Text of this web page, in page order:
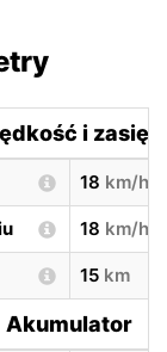
i zasięg
18 km/h
18 km/h
15 km
Akumulator